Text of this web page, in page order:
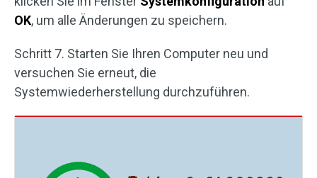
OK, um alle Änderungen zu speichern.
Schritt 7. Starten Sie Ihren Computer neu und
versuchen Sie erneut, die
Systemwiederherstellung durchzuführen.